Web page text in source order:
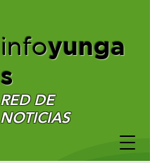
infoyunga
s
RED DE
NOTICIAS